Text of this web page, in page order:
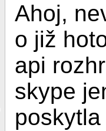
Ahoj,
o již
api
skype